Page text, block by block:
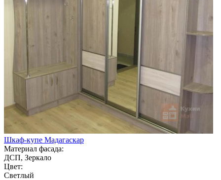
Шкаф-купе Мадагаскар
Материал фасада:
ДСП, Зеркало
Цвет:
Светлый